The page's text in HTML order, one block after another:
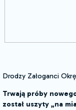
Drodzy Załoganci
Trwają próby
został uszyty „na